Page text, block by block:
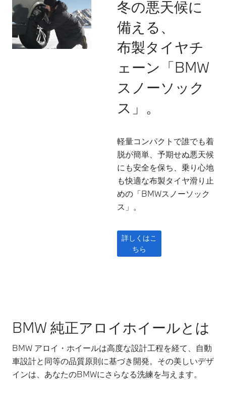
冬の悪天候に
備える、
布製タイヤチ
ェーン「BMW
スノーソック
ス」。
軽量コンパクトで誰でも着
脱が簡単、予期せぬ悪天候
にも安全を保ち、乗り心地
も快適な布製タイヤ滑り止
めの「BMWスノーソック
ス」。
詳しくはこ
ちら
BMW 純正アロイホイールとは
BMW アロイ・ホイールは高度な設計工程を経て、自動
車設計と同等の品質原則に基づき開発。その美しいデザ
インは、あなたのBMWにさらなる洗練を与えます。